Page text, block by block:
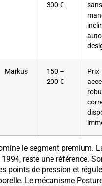
300 €
sans
Markus
150 –
200 €
Prix
le segment premium.
reste une référence.
points de pression et
Le mécanisme